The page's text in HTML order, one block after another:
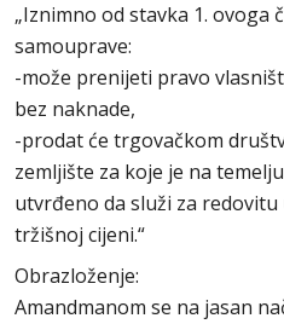
„Iznimno od stavka 1. ovoga
samouprave:
-može prenijeti pravo
bez naknade,
-prodat će trgovačkom
zemljište za koje je na
utvrđeno da služi za
tržišnoj cijeni.“
Obrazloženje:
Amandmanom se na jasan